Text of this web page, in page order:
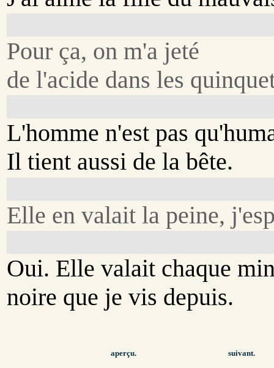
Pour ça, on m'a jeté
de l'acide dans les
L'homme n'est pas
Il tient aussi de la bête.
Elle en valait la peine,
Oui. Elle valait chaque
noire que je vis depuis.
aperçu. suivant.